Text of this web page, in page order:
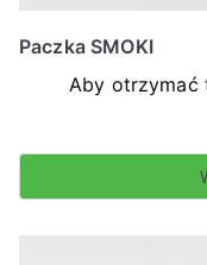
Paczka SMOKI
Aby otrzymać